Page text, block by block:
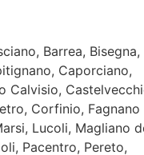
Barrea, Bisegna,
Caporciano,
Calvisio,
Corfinio, Fagnano
Lucoli, Magliano
Pacentro, Pereto,